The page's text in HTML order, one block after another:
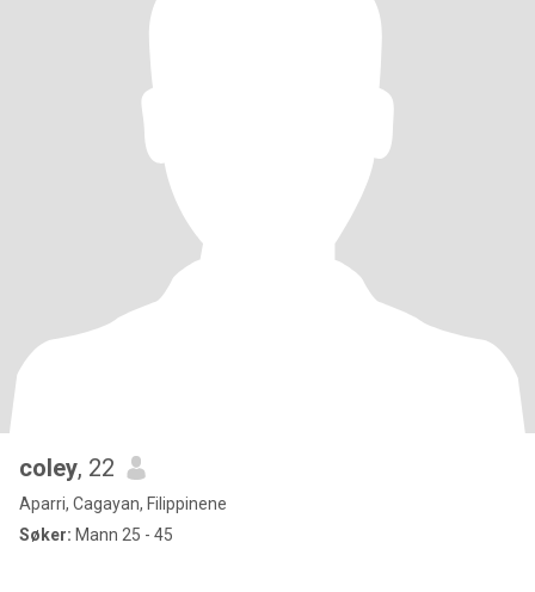
coley, 22
Aparri, Cagayan, Filippinene
Søker: Mann 25 - 45